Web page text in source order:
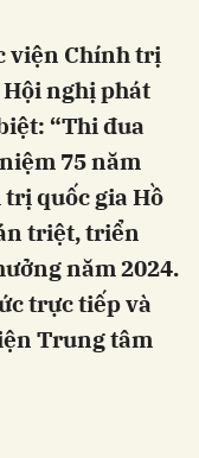
viện Chính trị
Hội nghị phát
“Thi đua
75 năm
quốc gia Hồ
triệt, triển
năm 2024.
trực tiếp và
Trung tâm